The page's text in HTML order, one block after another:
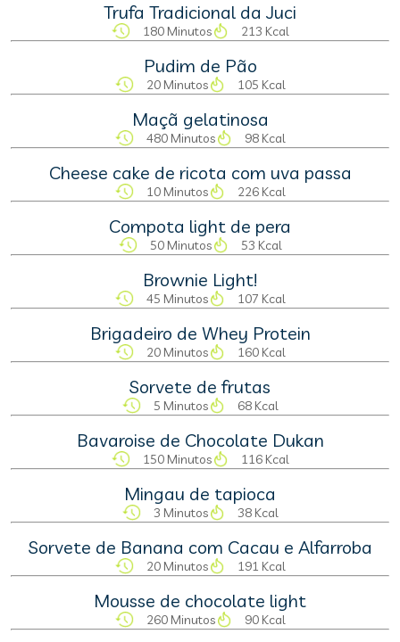
Trufa Tradicional da Juci
180 Minutos 213 Kcal
Pudim de Pão
20 Minutos 105 Kcal
Maçã gelatinosa
480 Minutos 98 Kcal
Cheese cake de ricota com uva passa
10 Minutos 226 Kcal
Compota light de pera
50 Minutos 53 Kcal
Brownie Light!
45 Minutos 107 Kcal
Brigadeiro de Whey Protein
20 Minutos 160 Kcal
Sorvete de frutas
5 Minutos 68 Kcal
Bavaroise de Chocolate Dukan
150 Minutos 116 Kcal
Mingau de tapioca
3 Minutos 38 Kcal
Sorvete de Banana com Cacau e Alfarroba
20 Minutos 191 Kcal
Mousse de chocolate light
260 Minutos 90 Kcal